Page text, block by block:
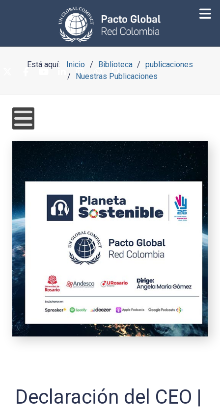
Está aquí: Inicio Biblioteca
publicaciones
Nuestras Publicaciones
Declaración del CEO |